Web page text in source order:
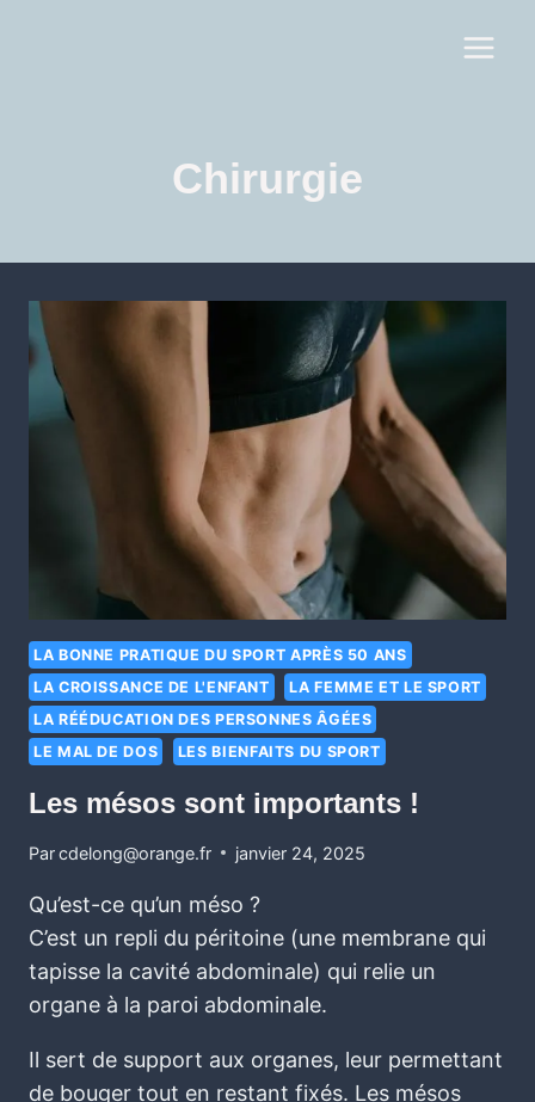
Chirurgie
LA BONNE PRATIQUE DU SPORT APRÈS 50 ANS
LA CROISSANCE DE L'ENFANT
LA FEMME ET LE SPORT
LA RÉÉDUCATION DES PERSONNES ÂGÉES
LE MAL DE DOS
LES BIENFAITS DU SPORT
Les mésos sont importants !
Parcdelong@orange.fr janvier 24, 2025
Qu’est-ce qu’un méso ?
C’est un repli du péritoine (une membrane qui
tapisse la cavité abdominale) qui relie un
organe à la paroi abdominale.
Il sert de support aux organes, leur permettant
de bouger tout en restant fixés. Les mésos